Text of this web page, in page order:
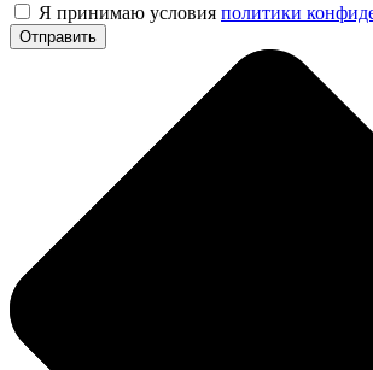
Я принимаю условия политики
Отправить